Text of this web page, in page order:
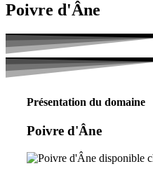
Poivre d'Âne
Présentation du domaine
Poivre d'Âne